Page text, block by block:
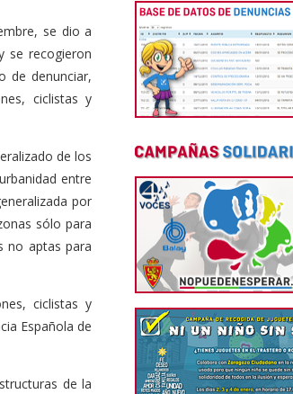
se dio a
se recogieron
de denunciar,
ciclistas y
de los
entre
por
sólo para
no aptas para
ciclistas y
Española de
de la